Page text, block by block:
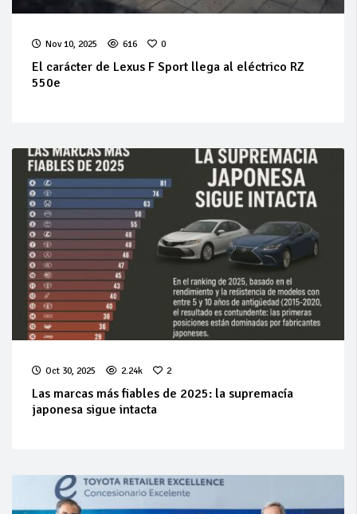
Nov 10, 2025 616 0
El carácter de Lexus F Sport llega al eléctrico RZ
550e
Oct 30, 2025 2.24k 2
Las marcas más fiables de 2025: la supremacía
japonesa sigue intacta